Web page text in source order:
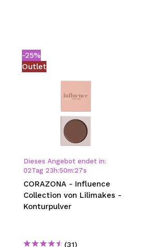
-25%
Outlet
Dieses Angebot endet in:
02Tag 23 h:50m:26s
CORAZONA - Influence
Collection von Lilimakes -
Konturpulver
(31)